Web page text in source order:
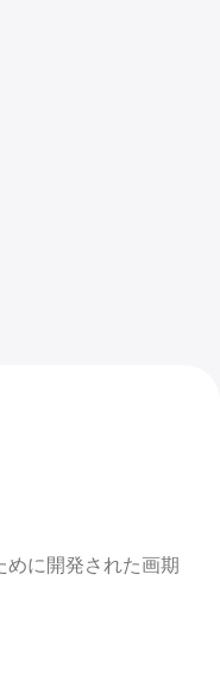
に開発された画期